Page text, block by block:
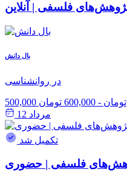
بال دانش
در روانشناسی
500,000 تومان - 600,000 تومان
مرداد 12
تکمیل شد